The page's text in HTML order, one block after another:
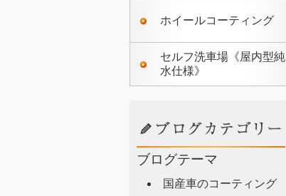
ホイールコーティング
セルフ洗車場《屋内型純
水仕様》
ブログテーマ
国産車のコーティング